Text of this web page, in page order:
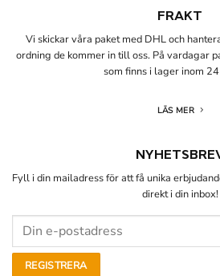
FRAKT
Vi skickar våra paket med DHL och
ordning de kommer in till oss. På vardagar
som finns i lager inom
LÄS MER
Fyll i din mailadress för att få unika
direkt i din inbox!